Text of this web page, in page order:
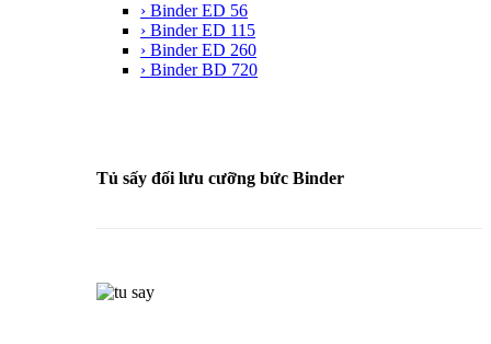
› Binder ED 56
› Binder ED 115
› Binder ED 260
› Binder BD 720
Tủ sấy đối lưu cưỡng bức Binder